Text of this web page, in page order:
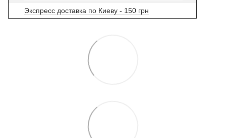
Экспресс доставка по Киеву - 150 грн